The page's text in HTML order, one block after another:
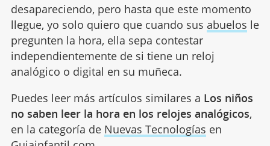
desapareciendo, pero hasta que este momento
llegue, yo solo quiero que cuando sus abuelos le
pregunten la hora, ella sepa contestar
independientemente de si tiene un reloj
analógico o digital en su muñeca.
Puedes leer más artículos similares a Los niños
no saben leer la hora en los relojes analógicos,
en la categoría de Nuevas Tecnologías en